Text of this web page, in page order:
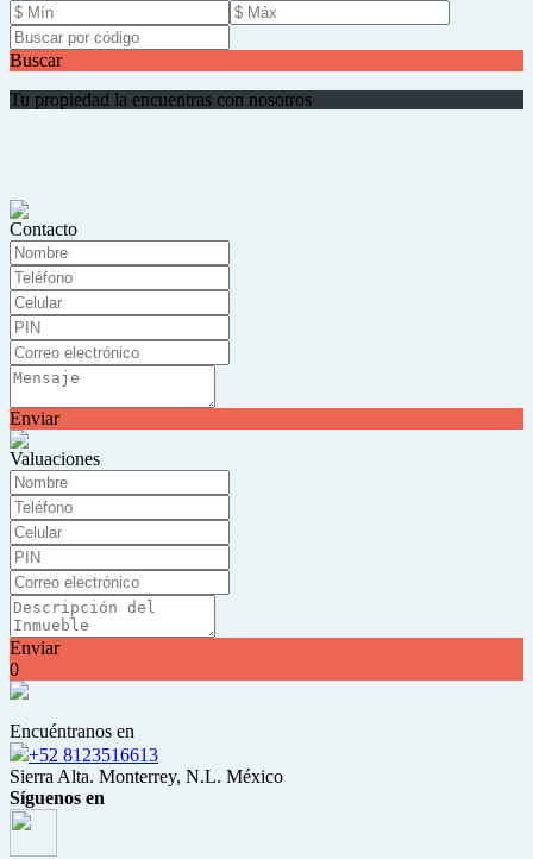
Buscar
Tu propiedad la encuentras con nosotros
Contacto
Enviar
Valuaciones
Enviar
0
Encuéntranos en
+52 8123516613
Sierra Alta. Monterrey, N.L. México
Síguenos en